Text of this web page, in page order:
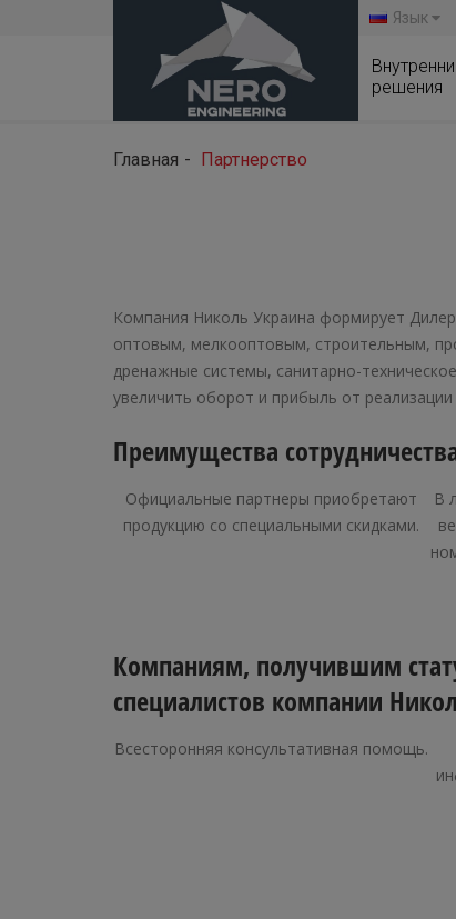
Язык
решения
Главная Партнерство
Компания Николь Украина формирует
оптовым, мелкооптовым, строительным,
дренажные системы, санитарно-
увеличить оборот и прибыль от
Преимущества
Официальные партнеры приобретают
продукцию со специальными скидками.
В
Компаниям, получившим
специалистов компании
Всесторонняя консультативная помощь.